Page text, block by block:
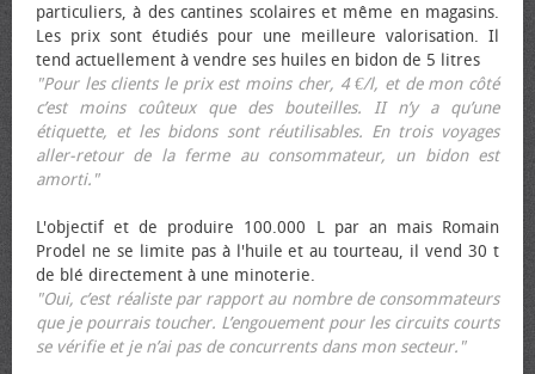
particuliers, à des cantines scolaires et même en magasins.
Les prix sont étudiés pour une meilleure valorisation. Il
tend actuellement à vendre ses huiles en bidon de 5 litres
"Pour les clients le prix est moins cher, 4 €/l, et de mon côté
c’est moins coûteux que des bouteilles. II n’y a qu’une
étiquette, et les bidons sont réutilisables. En trois voyages
aller-retour de la ferme au consommateur, un bidon est
amorti."
L'objectif et de produire 100.000 L par an mais Romain
Prodel ne se limite pas à l'huile et au tourteau, il vend 30 t
de blé directement à une minoterie.
"Oui, c’est réaliste par rapport au nombre de consommateurs
que je pourrais toucher. L’engouement pour les circuits courts
se vérifie et je n’ai pas de concurrents dans mon secteur."